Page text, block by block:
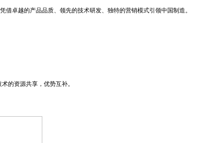
卓越的产品品质、领先的技术研发、独特的营销模式引领中国制造。
的资源共享，优势互补。